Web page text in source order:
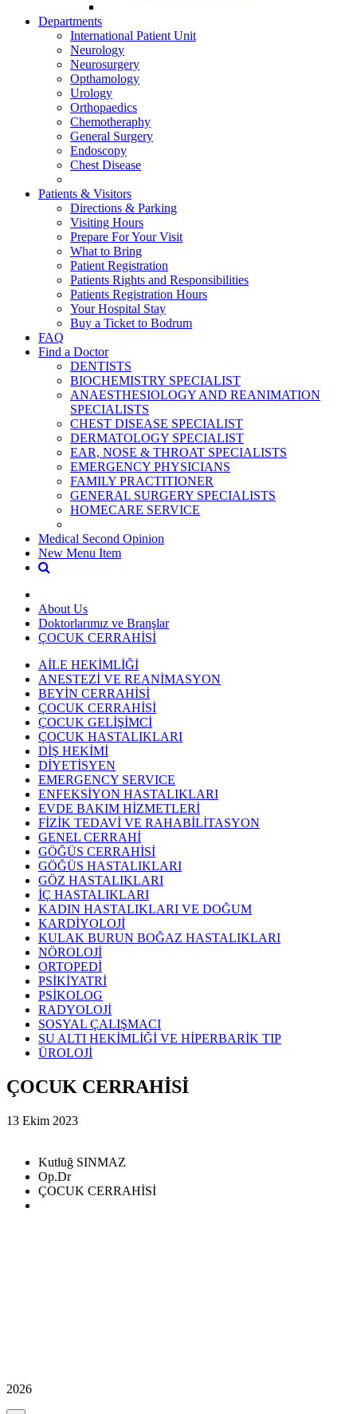
Departments
International Patient Unit
Neurology
Neurosurgery
Opthamology
Urology
Orthopaedics
Chemotheraphy
General Surgery
Endoscopy
Chest Disease
Patients & Visitors
Directions & Parking
Visiting Hours
Prepare For Your Visit
What to Bring
Patient Registration
Patients Rights and Responsibilities
Patients Registration Hours
Your Hospital Stay
Buy a Ticket to Bodrum
FAQ
Find a Doctor
DENTISTS
BIOCHEMISTRY SPECIALIST
ANAESTHESIOLOGY AND REANIMATION
SPECIALISTS
CHEST DISEASE SPECIALIST
DERMATOLOGY SPECIALIST
EAR, NOSE & THROAT SPECIALISTS
EMERGENCY PHYSICIANS
FAMILY PRACTITIONER
GENERAL SURGERY SPECIALISTS
HOMECARE SERVICE
Medical Second Opinion
New Menu Item
About Us
Doktorlarımız ve Branşlar
ÇOCUK CERRAHİSİ
AİLE HEKİMLİĞİ
ANESTEZİ VE REANİMASYON
BEYİN CERRAHİSİ
ÇOCUK CERRAHİSİ
ÇOCUK GELİŞİMCİ
ÇOCUK HASTALIKLARI
DİŞ HEKİMİ
DİYETİSYEN
EMERGENCY SERVICE
ENFEKSİYON HASTALIKLARI
EVDE BAKIM HİZMETLERİ
FİZİK TEDAVİ VE RAHABİLİTASYON
GENEL CERRAHİ
GÖĞÜS CERRAHİSİ
GÖĞÜS HASTALIKLARI
GÖZ HASTALIKLARI
İÇ HASTALIKLARI
KADIN HASTALIKLARI VE DOĞUM
KARDİYOLOJİ
KULAK BURUN BOĞAZ HASTALIKLARI
NÖROLOJİ
ORTOPEDİ
PSİKİYATRİ
PSİKOLOG
RADYOLOJİ
SOSYAL ÇALIŞMACI
SU ALTI HEKİMLİĞİ VE HİPERBARİK TIP
ÜROLOJİ
ÇOCUK CERRAHİSİ
13 Ekim 2023
Kutluğ SINMAZ
Op.Dr
ÇOCUK CERRAHİSİ
2026